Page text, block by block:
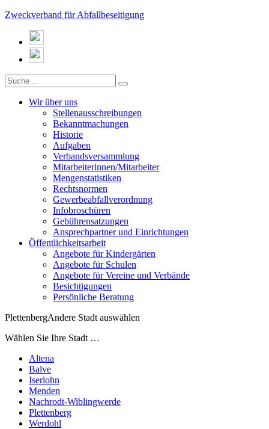
Zweckverband für Abfallbeseitigung
Wir über uns
Stellenausschreibungen
Bekanntmachungen
Historie
Aufgaben
Verbandsversammlung
Mitarbeiterinnen/Mitarbeiter
Mengenstatistiken
Rechtsnormen
Gewerbeabfallverordnung
Infobroschüren
Gebührensatzungen
Ansprechpartner und Einrichtungen
Öffentlichkeitsarbeit
Angebote für Kindergärten
Angebote für Schulen
Angebote für Vereine und Verbände
Besichtigungen
Persönliche Beratung
PlettenbergAndere Stadt auswählen
Wählen Sie Ihre Stadt …
Altena
Balve
Iserlohn
Menden
Nachrodt-Wiblingwerde
Plettenberg
Werdohl